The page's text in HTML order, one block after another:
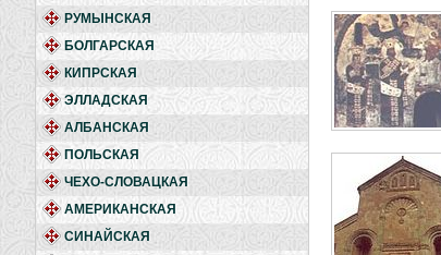
РУМЫНСКАЯ
БОЛГАРСКАЯ
КИПРСКАЯ
ЭЛЛАДСКАЯ
АЛБАНСКАЯ
ПОЛЬСКАЯ
ЧЕХО-СЛОВАЦКАЯ
АМЕРИКАНСКАЯ
СИНАЙСКАЯ